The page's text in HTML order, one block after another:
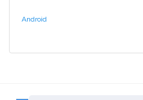
Android